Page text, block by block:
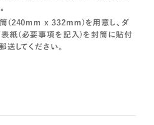
(240mm x 332mm)を用意し、ダ
表紙(必要事項を記入)を封筒に貼付
送してください。